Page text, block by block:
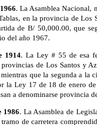
. La Asamblea Nacional,
en la provincia de Los
de B/ 50,000.00, que
del año 1967.
1914. La Ley # 55 de esa
provincias de Los Santos y
que la segunda a la
la Ley 17 de 18 de enero
a denominarse provincia
1986. La Asamblea de
de carretera